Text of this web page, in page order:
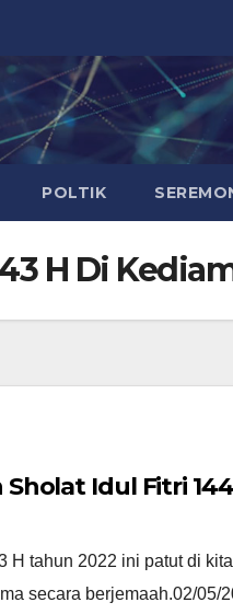
POLTIK
H Di
Idul Fitri
tahun 2022 ini patut di
secara berjemaah.02/05/